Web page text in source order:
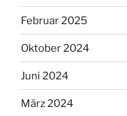
Februar 2025
Oktober 2024
Juni 2024
März 2024